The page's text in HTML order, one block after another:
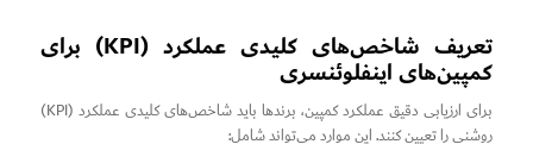
تعریف شاخص‌های کلیدی عملکرد (KPI) برای
کمپین‌های اینفلوئنسری
برای ارزیابی دقیق عملکرد کمپین، برندها باید شاخص‌های کلیدی عملکرد (KPI)
روشنی را تعیین کنند. این موارد می‌تواند شامل: